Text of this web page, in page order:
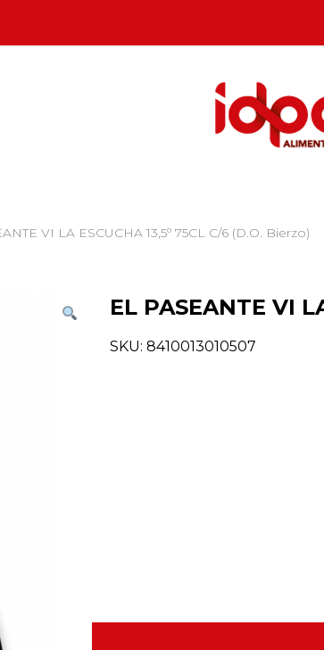
VI LA ESCUCHA 13,5º 75CL C/6 (D.O. Bierzo)
EL PASEANTE VI
SKU: 8410013010507